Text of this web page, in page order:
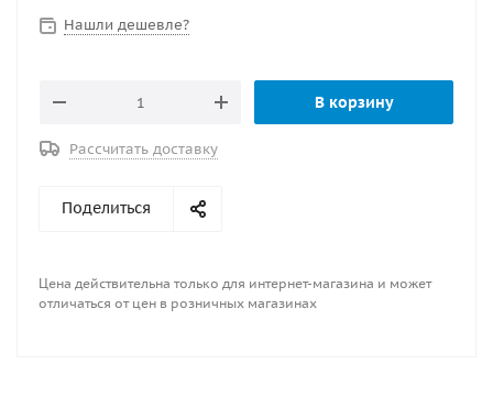
Нашли дешевле?
В корзину
Рассчитать доставку
Поделиться
Цена действительна только для интернет-магазина и может
отличаться от цен в розничных магазинах